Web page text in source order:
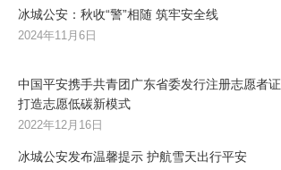
冰城公安：秋收“警”相随 筑牢安全线
2024年11月6日
中国平安携手共青团广东省委发行注册志愿者证
打造志愿低碳新模式
2022年12月16日
冰城公安发布温馨提示 护航雪天出行平安